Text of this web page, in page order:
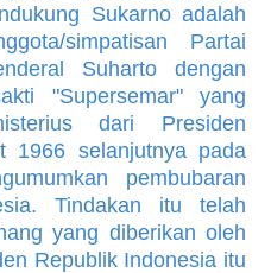
Sukarno adalah
simpatisan Partai
Suharto dengan
"Supersemar" yang
dari Presiden
1966 selanjutnya pada
pembubaran
Tindakan itu telah
yang diberikan oleh
Republik Indonesia itu